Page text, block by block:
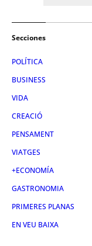
Secciones
POLÍTICA
BUSINESS
VIDA
CREACIÓ
PENSAMENT
VIATGES
+ECONOMÍA
GASTRONOMIA
PRIMERES PLANAS
EN VEU BAIXA